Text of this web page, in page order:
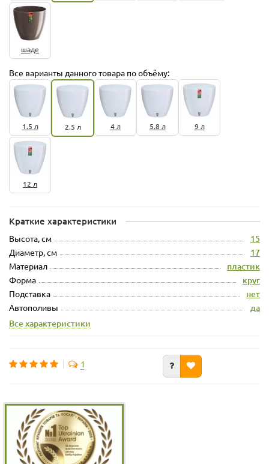
шаде
Все варианты данного товара по объёму:
1.5 л 2.5 л 4 л 5.8 л 9 л
12 л
Краткие характеристики
Высота, см 15
Диаметр, см 17
Материал пластик
Форма круг
Подставка нет
Автополивы
да
Все характеристики
1